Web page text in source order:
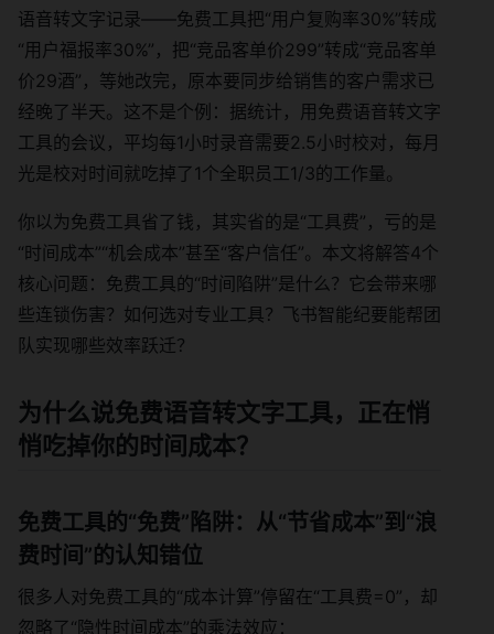
语音转文字记录——免费工具把“用户复购率30%”转成
“用户福报率30%”，把“竞品客单价299”转成“竞品客单
价29酒”，等她改完，原本要同步给销售的客户需求已
经晚了半天。这不是个例：据统计，用免费语音转文字
工具的会议，平均每1小时录音需要2.5小时校对，每月
光是校对时间就吃掉了1个全职员工1/3的工作量。
你以为免费工具省了钱，其实省的是“工具费”，亏的是
“时间成本”“机会成本”甚至“客户信任”。本文将解答4个
核心问题：免费工具的“时间陷阱”是什么？它会带来哪
些连锁伤害？如何选对专业工具？飞书智能纪要能帮团
队实现哪些效率跃迁？
为什么说免费语音转文字工具，正在悄
悄吃掉你的时间成本？
免费工具的“免费”陷阱：从“节省成本”到“浪
费时间”的认知错位
很多人对免费工具的“成本计算”停留在“工具费=0”，却
忽略了“隐性时间成本”的乘法效应：